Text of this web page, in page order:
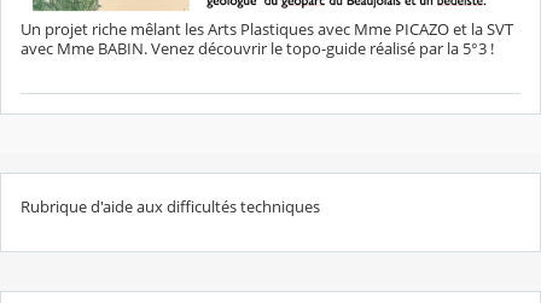
Un projet riche mêlant les Arts Plastiques avec Mme PICAZO et la SVT
avec Mme BABIN. Venez découvrir le topo-guide réalisé par la 5°3 !
Rubrique d'aide aux difficultés techniques